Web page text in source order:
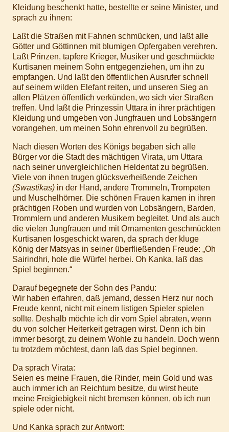
Kleidung beschenkt hatte, bestellte er seine Minister, und
sprach zu ihnen:
Laßt die Straßen mit Fahnen schmücken, und laßt alle
Götter und Göttinnen mit blumigen Opfergaben verehren.
Laßt Prinzen, tapfere Krieger, Musiker und geschmückte
Kurtisanen meinem Sohn entgegenziehen, um ihn zu
empfangen. Und laßt den öffentlichen Ausrufer schnell
auf seinem wilden Elefant reiten, und unseren Sieg an
allen Plätzen öffentlich verkünden, wo sich vier Straßen
treffen. Und laßt die Prinzessin Uttara in ihrer prächtigen
Kleidung und umgeben von Jungfrauen und Lobsängern
vorangehen, um meinen Sohn ehrenvoll zu begrüßen.
Nach diesen Worten des Königs begaben sich alle
Bürger vor die Stadt des mächtigen Virata, um Uttara
nach seiner unvergleichlichen Heldentat zu begrüßen.
Viele von ihnen trugen glücksverheißende Zeichen
(Swastikas) in der Hand, andere Trommeln, Trompeten
und Muschelhörner. Die schönen Frauen kamen in ihren
prächtigen Roben und wurden von Lobsängern, Barden,
Trommlern und anderen Musikern begleitet. Und als auch
die vielen Jungfrauen und mit Ornamenten geschmückten
Kurtisanen losgeschickt waren, da sprach der kluge
König der Matsyas in seiner überfließenden Freude: „Oh
Sairindhri, hole die Würfel herbei. Oh Kanka, laß das
Spiel beginnen.“
Darauf begegnete der Sohn des Pandu:
Wir haben erfahren, daß jemand, dessen Herz nur noch
Freude kennt, nicht mit einem listigen Spieler spielen
sollte. Deshalb möchte ich dir vom Spiel abraten, wenn
du von solcher Heiterkeit getragen wirst. Denn ich bin
immer besorgt, zu deinem Wohle zu handeln. Doch wenn
tu trotzdem möchtest, dann laß das Spiel beginnen.
Da sprach Virata:
Seien es meine Frauen, die Rinder, mein Gold und was
auch immer ich an Reichtum besitze, du wirst heute
meine Freigiebigkeit nicht bremsen können, ob ich nun
spiele oder nicht.
Und Kanka sprach zur Antwort: